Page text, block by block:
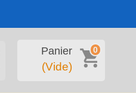
Panier
(Vide)
0